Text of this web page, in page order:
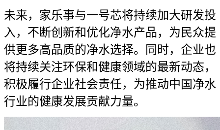
未来，家乐事与一号芯将持续加大研发投
入，不断创新和优化净水产品，为民众提
供更多高品质的净水选择。同时，企业也
将持续关注环保和健康领域的最新动态，
积极履行企业社会责任，为推动中国净水
行业的健康发展贡献力量。